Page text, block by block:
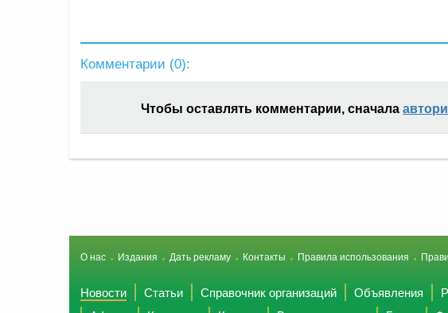
Комментарии (0):
Чтобы оставлять комментарии, сначала
О нас Издания Дать рекламу Контакты Правила использования
Новости Статьи Справочник организаций Объявления